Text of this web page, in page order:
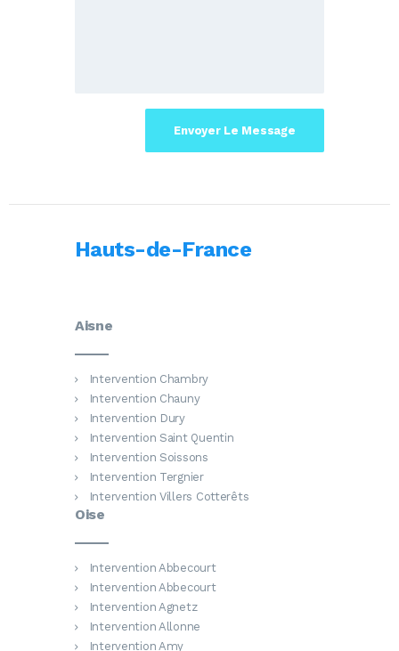
Hauts-de-France
Aisne
Intervention Chambry
Intervention Chauny
Intervention Dury
Intervention Saint Quentin
Intervention Soissons
Intervention Tergnier
Intervention Villers Cotterêts
Oise
Intervention Abbecourt
Intervention Abbecourt
Intervention Agnetz
Intervention Allonne
Intervention Amy